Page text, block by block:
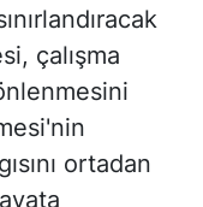
çalışma
ortadan